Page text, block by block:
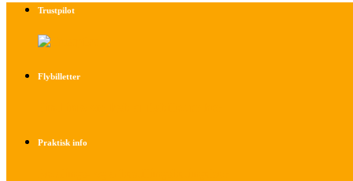
Trustpilot
Flybilletter
Praktisk info